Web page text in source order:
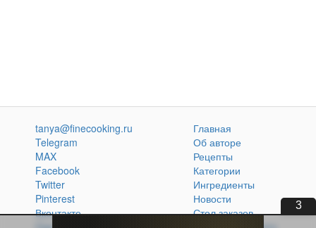
1
tanya@finecooking.ru
Telegram
MAX
Facebook
Twitter
Pinterest
Вконтакте
Главная
Об авторе
Рецепты
Категории
Ингредиенты
Новости
Стол заказов